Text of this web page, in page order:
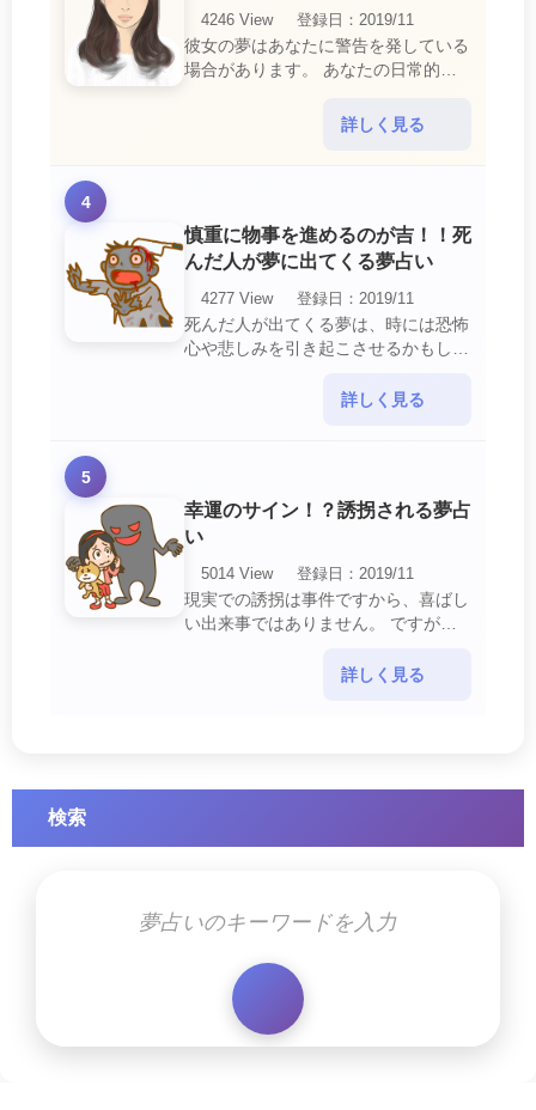
4246 View
登録日：2019/11
彼女の夢はあなたに警告を発している
場合があります。 あなたの日常的な
詳しく見る
4
慎重に物事を進めるのが吉！！死
んだ人が夢に出てくる夢占い
4277 View
登録日：2019/11
死んだ人が出てくる夢は、時には恐怖
心や悲しみを引き起こさせるかもしれ
意して欲しいメッセージや警告を伝え
詳しく見る
5
幸運のサイン！？誘拐される夢占
い
5014 View
登録日：2019/11
現実での誘拐は事件ですから、喜ばし
い出来事ではありません。 ですが、
詳しく見る
検索